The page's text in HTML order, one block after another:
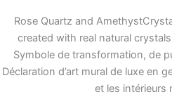
Rose Quartz and
created with real natural
Symbole de transformation, de
Déclaration d’art mural de luxe en
et les intérieurs